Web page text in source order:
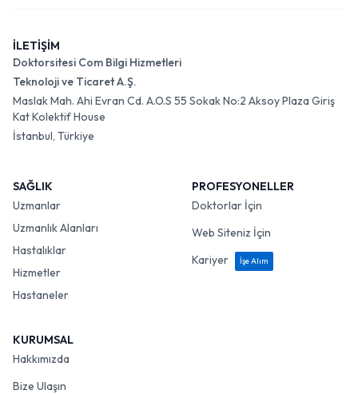
İLETİŞİM
Doktorsitesi Com Bilgi Hizmetleri
Teknoloji ve Ticaret A.Ş.
Maslak Mah. Ahi Evran Cd. A.O.S 55 Sokak No:2 Aksoy Plaza Giriş
Kat Kolektif House
İstanbul, Türkiye
SAĞLIK
Uzmanlar
Uzmanlık Alanları
Hastalıklar
Hizmetler
Hastaneler
PROFESYONELLER
Doktorlar İçin
Web Siteniz İçin
Kariyer
İşe Alım
KURUMSAL
Hakkımızda
Bize Ulaşın